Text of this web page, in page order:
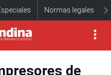
Normas legales
de